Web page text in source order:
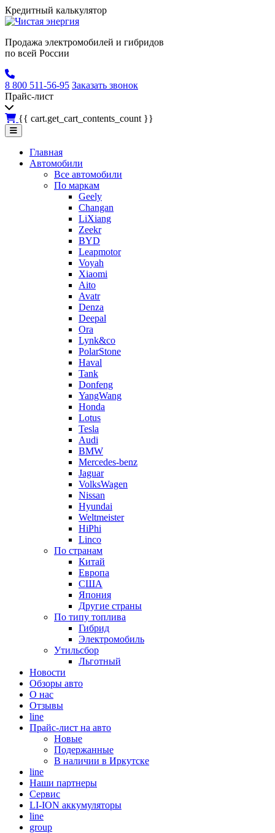
Кредитный калькулятор
Продажа электромобилей и гибридов
по всей России
8 800 511-56-95 Заказать звонок
Прайс-лист
{{ cart.get_cart_contents_count }}
Главная
Автомобили
Все автомобили
По маркам
Geely
Changan
LiXiang
Zeekr
BYD
Leapmotor
Voyah
Xiaomi
Aito
Avatr
Denza
Deepal
Ora
Lynk&co
PolarStone
Haval
Tank
Donfeng
YangWang
Honda
Lotus
Tesla
Audi
BMW
Mercedes-benz
Jaguar
VolksWagen
Nissan
Hyundai
Weltmeister
HiPhi
Linco
По странам
Китай
Европа
США
Япония
Другие страны
По типу топлива
Гибрид
Электромобиль
Утильсбор
Льготный
Новости
Обзоры авто
О нас
Отзывы
line
Прайс-лист на авто
Новые
Подержанные
В наличии в Иркутске
line
Наши партнеры
Cервис
LI-ION аккумуляторы
line
group